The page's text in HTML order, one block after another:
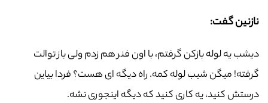
نازنین گفت:
دیشب یه لوله بازکن گرفتم، با اون فنر هم زدم ولی باز توالت
گرفته! میگن شیب لوله کمه. راه دیگه ای هست؟ فردا بیاین
درستش کنید، یه کاری کنید که دیگه اینجوری نشه.